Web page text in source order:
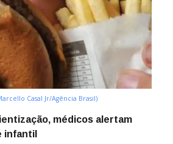
Casal Jr/Agência Brasil)
médicos alertam
infantil